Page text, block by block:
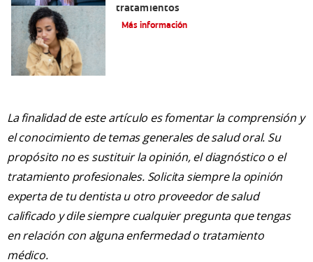
tratamientos
Más información
La finalidad de este artículo es fomentar la comprensión y
el conocimiento de temas generales de salud oral. Su
propósito no es sustituir la opinión, el diagnóstico o el
tratamiento profesionales. Solicita siempre la opinión
experta de tu dentista u otro proveedor de salud
calificado y dile siempre cualquier pregunta que tengas
en relación con alguna enfermedad o tratamiento
médico.